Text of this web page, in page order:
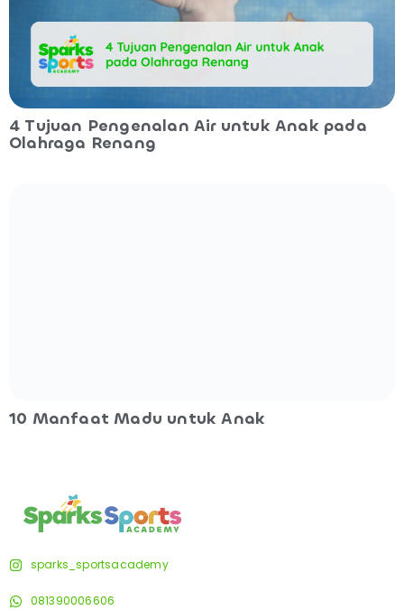
4 Tujuan Pengenalan Air untuk Anak pada
Olahraga Renang
10 Manfaat Madu untuk Anak
sparks_sportsacademy
081390006606